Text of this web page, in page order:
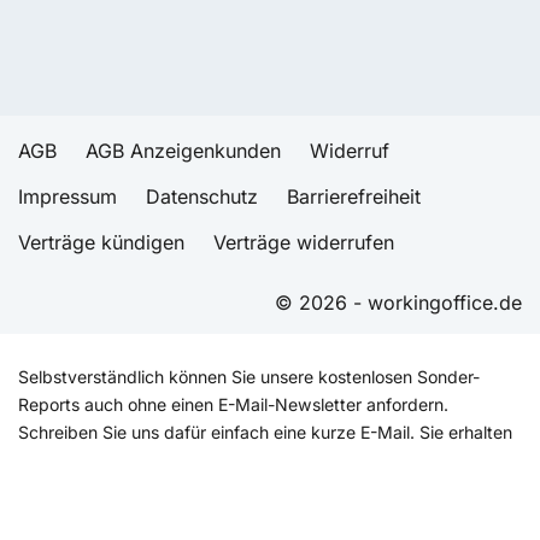
AGB AGB Anzeigenkunden
Widerruf
Impressum
Datenschutz
Barrierefreiheit
Verträge kündigen
Verträge widerrufen
© 2026 - workingoffice.de
Selbstverständlich können Sie unsere kostenlosen Sonder-
Reports auch ohne einen E-Mail-Newsletter anfordern.
Schreiben Sie uns dafür einfach eine kurze E-Mail. Sie erhalten